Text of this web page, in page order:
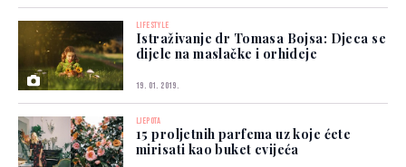
LIFESTYLE
Istraživanje dr Tomasa Bojsa: Djeca se
dijele na maslačke i orhideje
19. 01. 2019.
LJEPOTA
15 proljetnih parfema uz koje ćete
mirisati kao buket cvijeća